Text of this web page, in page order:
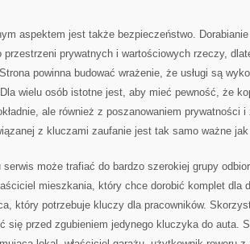
aspektem jest także bezpieczeństwo.
przestrzeni prywatnych i wartościowych rzeczy,
powinna budować wrażenie, że usługi są
wielu osób istotne jest, aby mieć pewność, że
ale również z poszanowaniem prywatności
z kluczami zaufanie jest tak samo ważne
serwis może trafiać do bardzo szerokiej grupy
mieszkania, który chce dorobić komplet dla
który potrzebuje kluczy dla pracowników.
się przed zgubieniem jedynego kluczyka do auta.